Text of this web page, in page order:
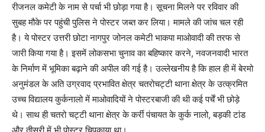
रीजनल कमेटी के नाम से पर्चा भी छोड़ा गया है। सूचना मिलने पर रविवार की
सुबह मौके पर पहुंची पुलिस ने पोस्टर जब्त कर लिया। मामले की जांच चल रही
है। ये पोस्टर उत्तरी छोटा नागपुर जोनल कमेटी भाकपा माओवादी की तरफ से
जारी किया गया है। इसमें लोकसभा चुनाव का बहिष्कार करने, नवजनवादी भारत
के निर्माण में भूमिका बढ़ाने की अपील की गई है। उल्लेखनीय है कि हाल ही में बेरमो
अनुमंडल के अति उग्रवाद प्रभावित क्षेत्र चतरोचट्टी थाना क्षेत्र के उत्क्रमित
उच्च विद्यालय कुर्कनालो में माओवादियों ने पोस्टरबाजी की थी कई पर्चें भी छोड़े
थे। साथ ही चतरो चट्टी थाना क्षेत्र के कर्री पंचायत के कुर्क नालो, बड़की टांड